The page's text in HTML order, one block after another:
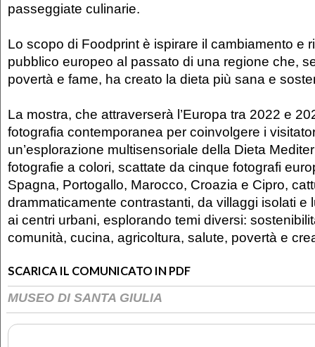
passeggiate culinarie.
Lo scopo di Foodprint è ispirare il cambiamento e
pubblico europeo al passato di una regione che,
povertà e fame, ha creato la dieta più sana e
La mostra, che attraverserà l’Europa tra 2022 e
fotografia contemporanea per coinvolgere i
un’esplorazione multisensoriale della Dieta
fotografie a colori, scattate da cinque fotografi
Spagna, Portogallo, Marocco, Croazia e Cipro,
drammaticamente contrastanti, da villaggi isolati e
ai centri urbani, esplorando temi diversi:
comunità, cucina, agricoltura, salute, povertà e
SCARICA IL COMUNICATO IN PDF
MUSEO DI SANTA GIULIA